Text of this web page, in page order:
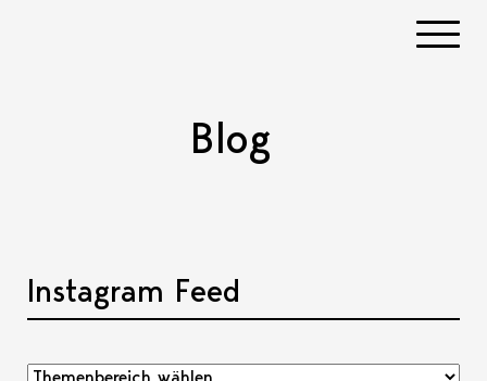
Blog
Instagram Feed
Akkordeon öffnen, bzw. schliessen